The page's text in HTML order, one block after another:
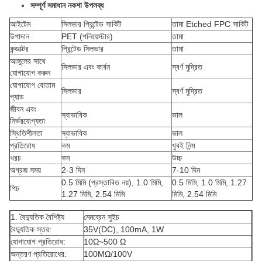
সম্পূর্ণ সমাধান নকশা উপলব্ধ
আইটেম
সিলভার প্রিন্টেড সার্কিট
তামা Etched FPC সার্কিট
উপাদান
PET (পলিয়েস্টার)
তামা
কন্ডাক্টর
প্রিন্টেড সিলভার
তামা
আঙ্গুলের সাথে
যোগাযোগ করুন
সিলভার এবং কার্বন
স্বর্ণ মুদ্রিত
যোগাযোগ বোতাম
প্যাড
সিলভার
স্বর্ণ মুদ্রিত
জীবন এবং
নির্ভরযোগ্যতা
স্বাভাবিক
ভাল
স্থিতিশীলতা
স্বাভাবিক
ভাল
প্রতিরোধ
কম
খুবই নিন্ম
খরচ
কম
উচ্চ
অগ্রজ সময়
2-3 দিন
7-10 দিন
পিচ
0.5 মিমি (প্রস্তাবিত নয়), 1.0 মিমি,
1.27 মিমি, 2.54 মিমি
0.5 মিমি, 1.0 মিমি, 1.27
মিমি, 2.54 মিমি
1. বৈদ্যুতিক বৈশিষ্ট্য
মেমব্রেন সুইচ
বৈদ্যুতিক স্তর:
35V(DC), 100mA, 1W
যোগাযোগ প্রতিরোধ:
10Ω~500 Ω
অন্তরণ প্রতিরোধের:
100MΩ/100V